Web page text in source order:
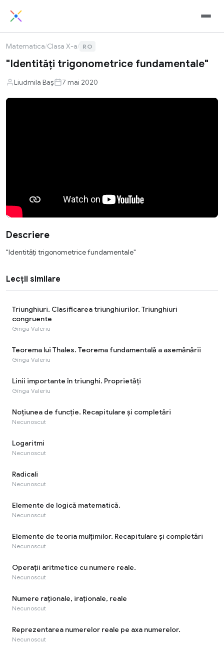
Matematica/Clasa X-a/ RO
"Identități trigonometrice fundamentale"
Liudmila Baș 7 mai 2020
Descriere
"Identități trigonometrice fundamentale"
Lecții similare
Triunghiuri. Clasificarea triunghiurilor. Triunghiuri
congruente
Gînga Valeriu
Teorema lui Thales. Teorema fundamentală a asemănării
Gînga Valeriu
Linii importante în triunghi. Proprietăți
Gînga Valeriu
Noţiunea de funcţie. Recapitulare și completări
Necunoscut
Logaritmi
Necunoscut
Radicali
Necunoscut
Elemente de logică matematică.
Necunoscut
Elemente de teoria mulţimilor. Recapitulare și completări
Necunoscut
Operaţii aritmetice cu numere reale.
Necunoscut
Numere raţionale, iraţionale, reale
Necunoscut
Reprezentarea numerelor reale pe axa numerelor.
Necunoscut